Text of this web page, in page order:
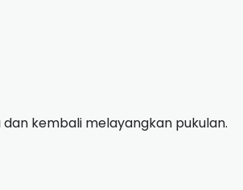
kembali melayangkan pukulan.